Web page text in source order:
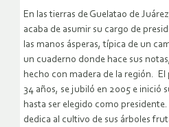
En las tierras de Guelatao de
acaba de asumir su cargo de
las manos ásperas, típica de un
un cuaderno donde hace sus
hecho con madera de la región.
34 años, se jubiló en 2005 e inició
hasta ser elegido como
dedica al cultivo de sus árboles